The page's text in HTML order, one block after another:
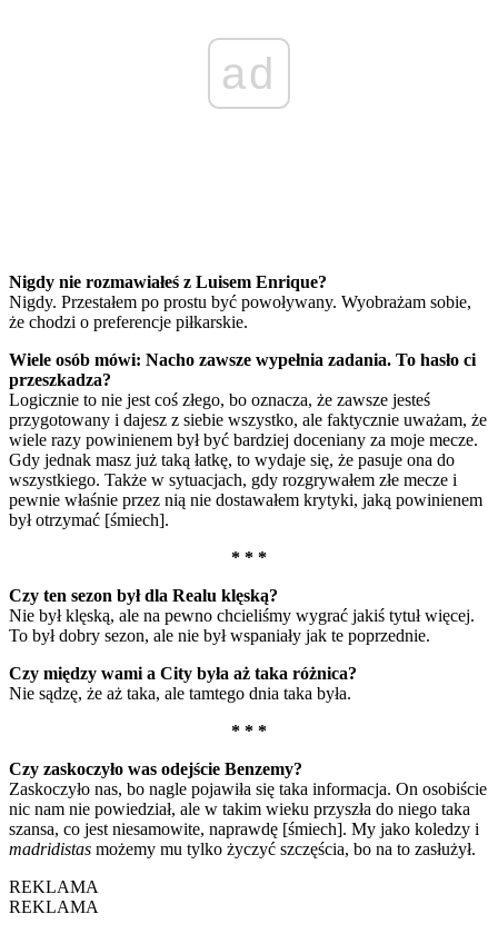
ad
Nigdy nie rozmawiałeś z Luisem Enrique?
Nigdy. Przestałem po prostu być powoływany. Wyobrażam sobie,
że chodzi o preferencje piłkarskie.
Wiele osób mówi: Nacho zawsze wypełnia zadania. To hasło ci
przeszkadza?
Logicznie to nie jest coś złego, bo oznacza, że zawsze jesteś
przygotowany i dajesz z siebie wszystko, ale faktycznie uważam, że
wiele razy powinienem był być bardziej doceniany za moje mecze.
Gdy jednak masz już taką łatkę, to wydaje się, że pasuje ona do
wszystkiego. Także w sytuacjach, gdy rozgrywałem złe mecze i
pewnie właśnie przez nią nie dostawałem krytyki, jaką powinienem
był otrzymać [śmiech].
* * *
Czy ten sezon był dla Realu klęską?
Nie był klęską, ale na pewno chcieliśmy wygrać jakiś tytuł więcej.
To był dobry sezon, ale nie był wspaniały jak te poprzednie.
Czy między wami a City była aż taka różnica?
Nie sądzę, że aż taka, ale tamtego dnia taka była.
* * *
Czy zaskoczyło was odejście Benzemy?
Zaskoczyło nas, bo nagle pojawiła się taka informacja. On osobiście
nic nam nie powiedział, ale w takim wieku przyszła do niego taka
szansa, co jest niesamowite, naprawdę [śmiech]. My jako koledzy i
madridistas możemy mu tylko życzyć szczęścia, bo na to zasłużył.
REKLAMA
REKLAMA